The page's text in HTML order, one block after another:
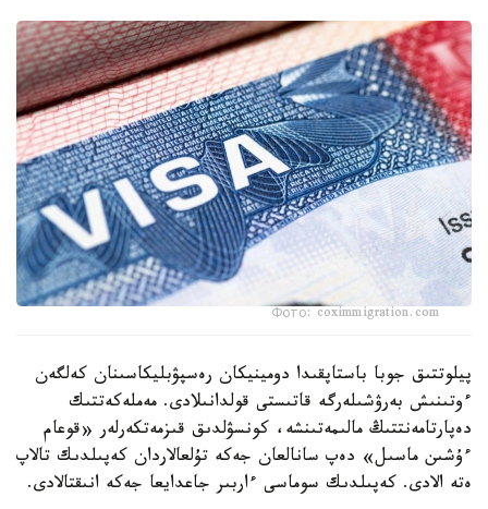
Фото: coximmigration.com
پيلوتتىق جوبا باستاپقىدا دومينيكان رەسپۋبليكاسىنان كەلگەن
ءوتىنىش بەرۋشىلەرگە قاتىستى قولدانىلادى. مەملەكەتتىك
دەپارتامەنتتىڭ مالىمەتىنشە، كونسۋلدىق قىزمەتكەرلەر «قوعام
ءۇشىن ماسىل» دەپ سانالعان جەكە تۇلعالاردان كەپىلدىك تالاپ
ەتە الادى. كەپىلدىك سوماسى ءاربىر جاعدايعا جەكە انىقتالادى.